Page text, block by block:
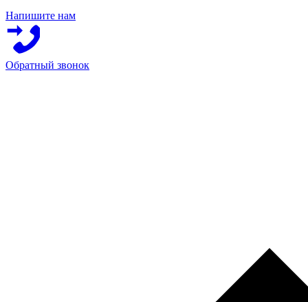
Напишите нам
Обратный звонок